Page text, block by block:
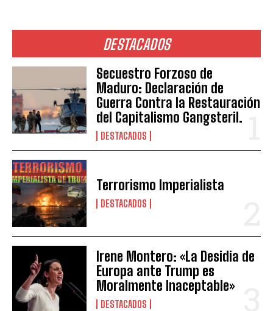
DESTACADOS
Secuestro Forzoso de
Maduro: Declaración de
Guerra Contra la Restauración
del Capitalismo Gangsteril.
DESTACADOS
Terrorismo Imperialista
DESTACADOS
Irene Montero: «La Desidia de
Europa ante Trump es
Moralmente Inaceptable»
DESTACADOS